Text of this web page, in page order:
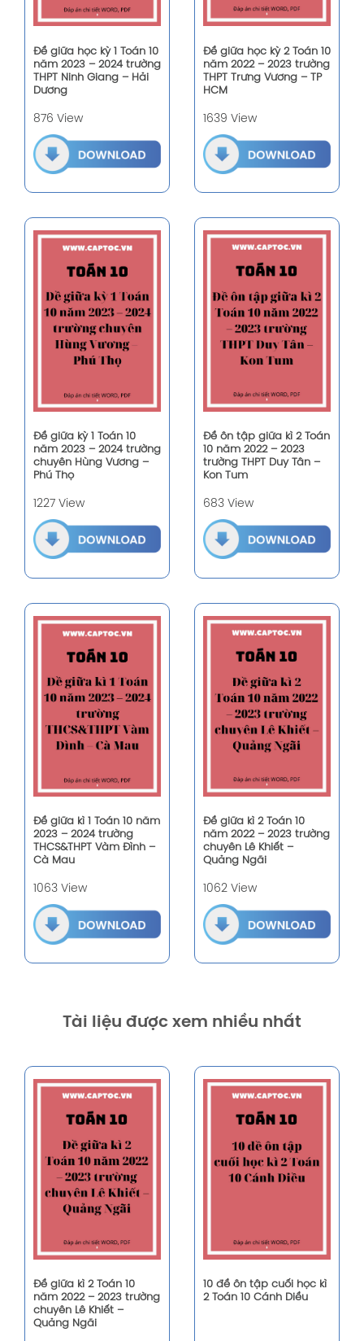
Đề giữa học kỳ 1 Toán 10
năm 2023 – 2024 trường
THPT Ninh Giang – Hải
Dương
876 View
Đề giữa học kỳ 2 Toán 10
năm 2022 – 2023 trường
THPT Trưng Vương – TP
HCM
1639 View
Đề giữa kỳ 1 Toán 10
năm 2023 – 2024 trường
chuyên Hùng Vương –
Phú Thọ
1227 View
Đề ôn tập giữa kì 2 Toán
10 năm 2022 – 2023
trường THPT Duy Tân –
Kon Tum
683 View
Đề giữa kì 1 Toán 10 năm
2023 – 2024 trường
THCS&THPT Vàm Đình –
Cà Mau
1063 View
Đề giữa kì 2 Toán 10
năm 2022 – 2023 trường
chuyên Lê Khiết –
Quảng Ngãi
1062 View
Tài liệu được xem nhiều nhất
Đề giữa kì 2 Toán 10
năm 2022 – 2023 trường
chuyên Lê Khiết –
Quảng Ngãi
10 đề ôn tập cuối học kì
2 Toán 10 Cánh Diều